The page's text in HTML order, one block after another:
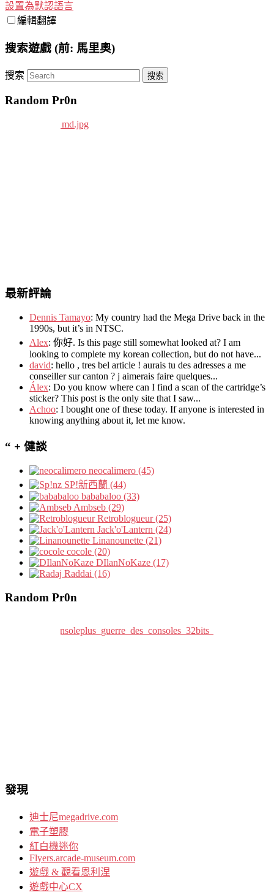
設置為默認語言
編輯翻譯
搜索遊戲 (前: 馬里奧)
搜索
Random Pr0n
最新評論
Dennis Tamayo: My country had the Mega Drive back in the
1990s, but it’s in NTSC.
Alex: 你好. Is this page still somewhat looked at? I am
looking to complete my korean collection, but do not have...
david: hello , tres bel article ! aurais tu des adresses a me
conseiller sur canton ? j aimerais faire quelques...
Álex: Do you know where can I find a scan of the cartridge’s
sticker? This post is the only site that I saw...
Achoo: I bought one of these today. If anyone is interested in
knowing anything about it, let me know.
“ + 健談
neocalimero (45)
SP!新西蘭 (44)
bababaloo (33)
Ambseb (29)
Retroblogueur (25)
Jack'o'Lantern (24)
Linanounette (21)
cocole (20)
DIlanNoKaze (17)
Raddai (16)
Random Pr0n
發現
迪士尼megadrive.com
電子塑膠
紅白機迷你
Flyers.arcade-museum.com
遊戲 & 觀看恩利涅
遊戲中心CX